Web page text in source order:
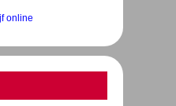
online